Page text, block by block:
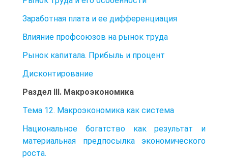
Заработная плата и ее дифференциация
Влияние профсоюзов на рынок труда
Рынок капитала. Прибыль и процент
Дисконтирование
Раздел III. Макроэкономика
Тема 12. Макроэкономика как система
Национальное богатство как результат и
материальная предпосылка экономического
роста.